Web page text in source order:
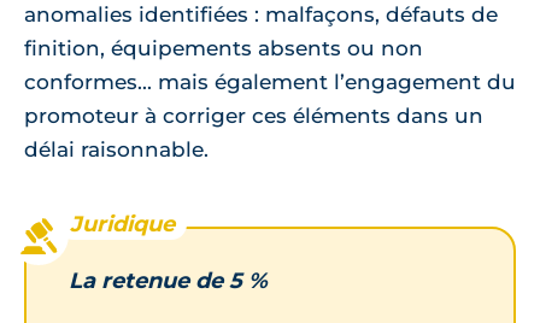
anomalies identifiées : malfaçons, défauts de
finition, équipements absents ou non
conformes... mais également l’engagement du
promoteur à corriger ces éléments dans un
délai raisonnable.
La retenue de 5 %